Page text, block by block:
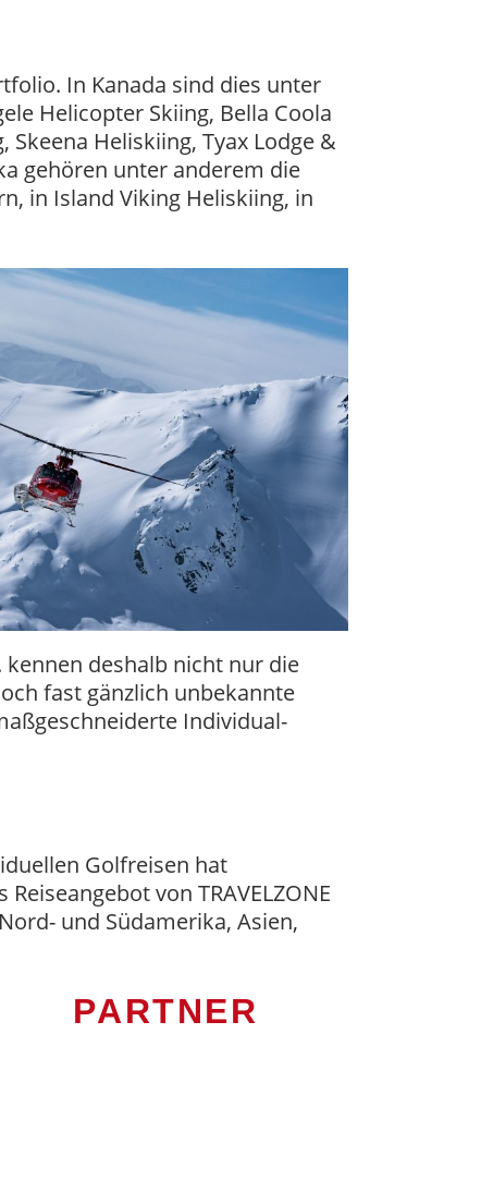
In Kanada sind dies unter
Helicopter Skiing, Bella Coola
Heliskiing, Tyax Lodge &
gehören unter anderem die
in Island Viking Heliskiing, in
deshalb nicht nur die
fast gänzlich unbekannte
Individual-
Golfreisen hat
von TRAVELZONE
und Südamerika, Asien,
PARTNER